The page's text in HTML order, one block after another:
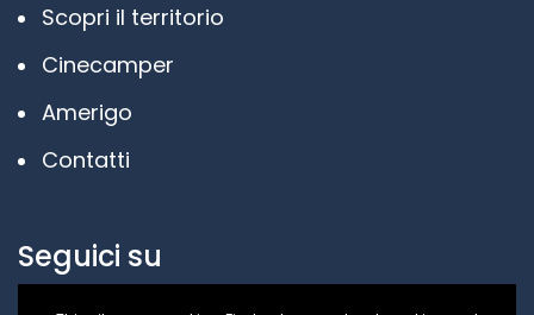
Scopri il territorio
Cinecamper
Amerigo
Contatti
Seguici su